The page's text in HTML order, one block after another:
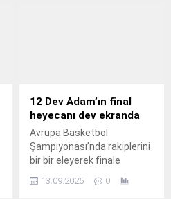
12 Dev Adam’ın final
heyecanı dev ekranda
Avrupa Basketbol
Şampiyonası’nda rakiplerini
bir bir eleyerek finale
Takımı, Almanya karşısında
13.09.2025 0